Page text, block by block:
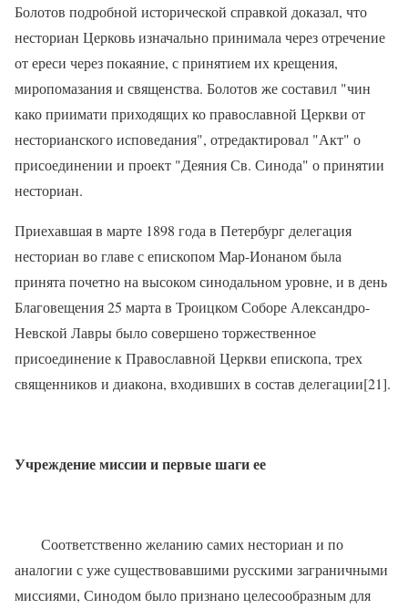
Болотов подробной исторической справкой доказал, что
несториан Церковь изначально принимала через отречение
от ереси через покаяние, с принятием их крещения,
миропомазания и священства. Болотов же составил "чин
како приимати приходящих ко православной Церкви от
несторианского исповедания", отредактировал "Акт" о
присоединении и проект "Деяния Св. Синода" о принятии
несториан.
Приехавшая в марте 1898 года в Петербург делегация
несториан во главе с епископом Мар-Ионаном была
принята почетно на высоком синодальном уровне, и в день
Благовещения 25 марта в Троицком Соборе Александро-
Невской Лавры было совершено торжественное
присоединение к Православной Церкви епископа, трех
священников и диакона, входивших в состав делегации[21].
Учреждение миссии и первые шаги ее
Соответственно желанию самих несториан и по
аналогии с уже существовавшими русскими заграничными
миссиями, Синодом было признано целесообразным для